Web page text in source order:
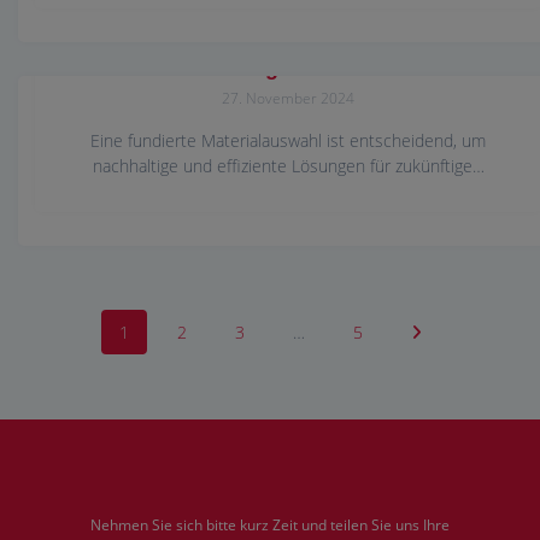
27. November 2024
Eine fundierte Materialauswahl ist entscheidend, um
nachhaltige und effiziente Lösungen für zukünftige…
1 2 3 … 5
Nehmen Sie sich bitte kurz Zeit und teilen Sie uns Ihre